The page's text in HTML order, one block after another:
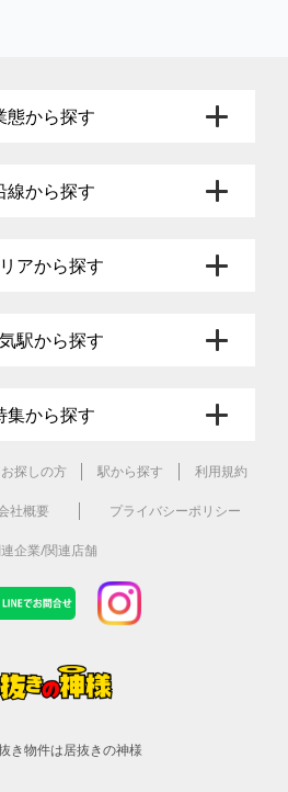
態から探す
線から探す
アから探す
駅から探す
集から探す
探しの方 駅から探す 利用規約
社概要 プライバシーポリシー
企業/関連店舗
き物件は居抜きの神様